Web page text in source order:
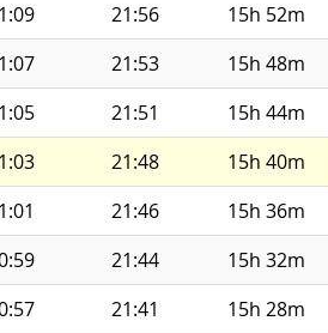
21:56
15h 52m
21:53
15h 48m
21:51
15h 44m
21:48
15h 40m
21:46
15h 36m
21:44
15h 32m
21:41
15h 28m